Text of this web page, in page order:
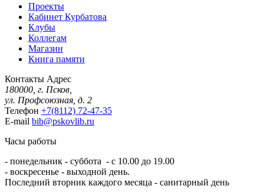
Проекты
Кабинет Курбатова
Клубы
Коллегам
Магазин
Книга памяти
Контакты Адрес
180000, г. Псков,
ул. Профсоюзная, д. 2
Телефон +7(8112) 72-47-35
E-mail bib@pskovlib.ru
Часы работы
- понедельник - суббота - с 10.00 до 19.00
- воскресенье - выходной день.
Последний вторник каждого месяца - санитарный день